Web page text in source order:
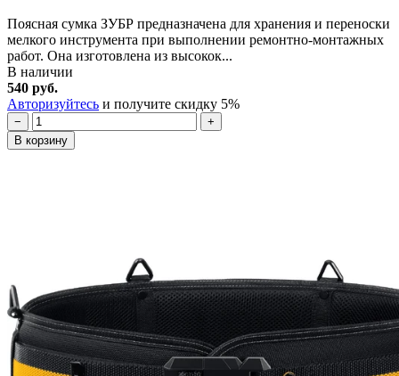
Поясная сумка ЗУБР предназначена для хранения и переноски
мелкого инструмента при выполнении ремонтно-монтажных
работ. Она изготовлена из высокок...
В наличии
540 руб.
Авторизуйтесь и получите скидку 5%
−
+
В корзину